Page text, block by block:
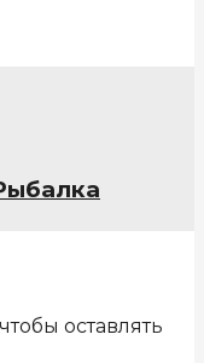
чтобы оставлять